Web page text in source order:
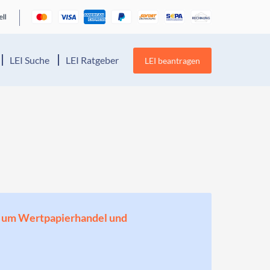
LEI Suche LEI Ratgeber LEI beantragen
Wertpapierhandel und